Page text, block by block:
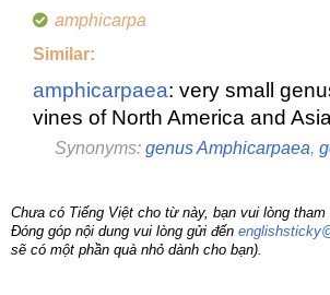
amphicarpa
Similar:
amphicarpaea: very small
vines of North America and
Synonyms: genus Amphicarpaea,
Chưa có Tiếng Việt cho từ này, bạn vui lòng tham
Đóng góp nội dung vui lòng gửi đến
sẽ có một phần quà nhỏ dành cho bạn).